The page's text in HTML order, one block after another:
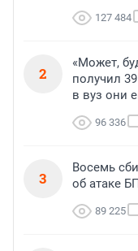
127 484
2
«Может,
получил
в вуз они
96 336
3
Восемь
об атаке
89 225